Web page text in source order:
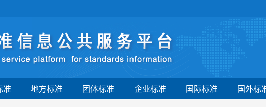
准 地方标准 团体标准 企业标准 国际标准 国外标